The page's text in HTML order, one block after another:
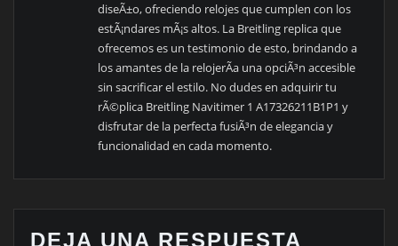
diseÃ±o, ofreciendo relojes que cumplen con los
estÃ¡ndares mÃ¡s altos. La Breitling replica que
ofrecemos es un testimonio de esto, brindando a
los amantes de la relojerÃ­a una opciÃ³n accesible
sin sacrificar el estilo. No dudes en adquirir tu
rÃ©plica Breitling Navitimer 1 A17326211B1P1 y
disfrutar de la perfecta fusiÃ³n de elegancia y
funcionalidad en cada momento.
DEJA UNA RESPUESTA